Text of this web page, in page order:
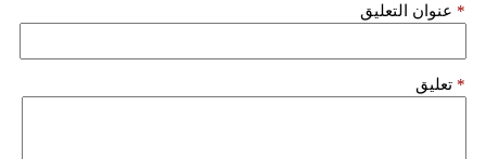
عنوان التعليق *
تعليق *